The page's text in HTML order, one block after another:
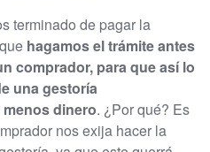
terminado de pagar la
hagamos el trámite antes
comprador, para que así lo
una gestoría
dinero. ¿Por qué? Es
nos exija hacer la